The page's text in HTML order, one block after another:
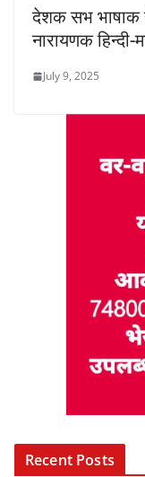
देशक सभ भाषाक
नारायणक हिन्दी-
July 9, 2025
Recent Posts